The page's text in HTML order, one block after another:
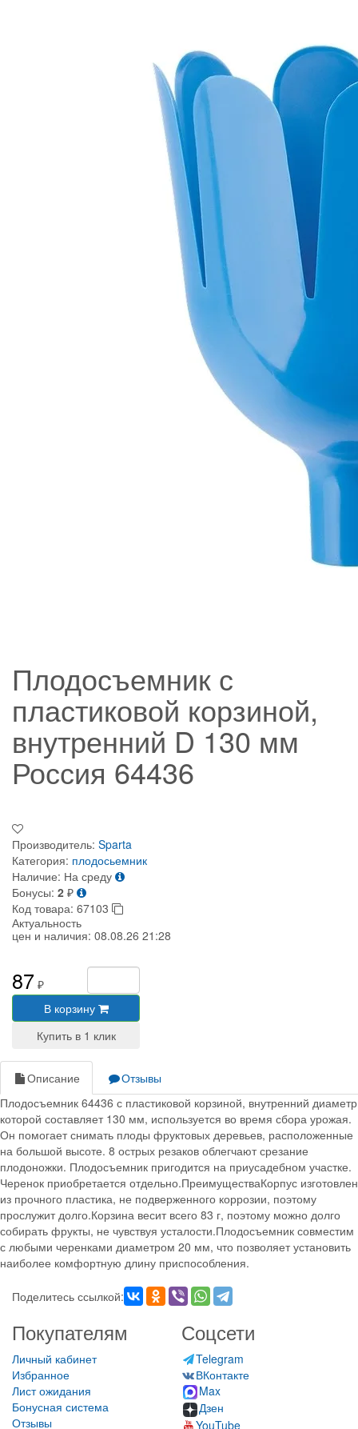
Плодосъемник с
пластиковой корзиной,
внутренний D 130 мм
Россия 64436
Производитель: Sparta
Категория: плодосьемник
Наличие: На среду
Бонусы: 2 ₽
Код товара: 67103
Актуальность
цен и наличия: 08.08.26 21:28
87 ₽
В корзину
Описание
Отзывы
Плодосъемник 64436 с пластиковой корзиной, внутренний диаметр
которой составляет 130 мм, используется во время сбора урожая.
Он помогает снимать плоды фруктовых деревьев, расположенные
на большой высоте. 8 острых резаков облегчают срезание
плодоножки. Плодосъемник пригодится на приусадебном участке.
Черенок приобретается отдельно.ПреимуществаКорпус изготовлен
из прочного пластика, не подверженного коррозии, поэтому
прослужит долго.Корзина весит всего 83 г, поэтому можно долго
собирать фрукты, не чувствуя усталости.Плодосъемник совместим
с любыми черенками диаметром 20 мм, что позволяет установить
наиболее комфортную длину приспособления.
Поделитесь ссылкой:
Покупателям
Личный кабинет
Избранное
Лист ожидания
Бонусная система
Отзывы
Соцсети
Telegram
ВКонтакте
Max
Дзен
YouTube